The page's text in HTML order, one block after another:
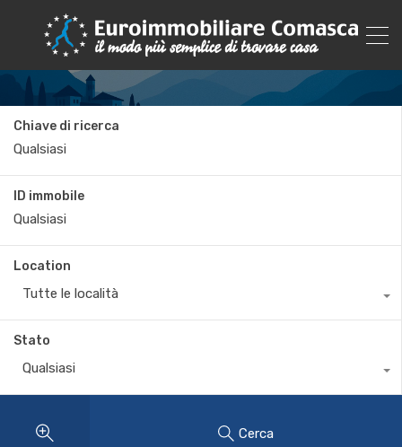
Chiave di ricerca
ID immobile
Location
Tutte le località
Stato
Qualsiasi
Cerca